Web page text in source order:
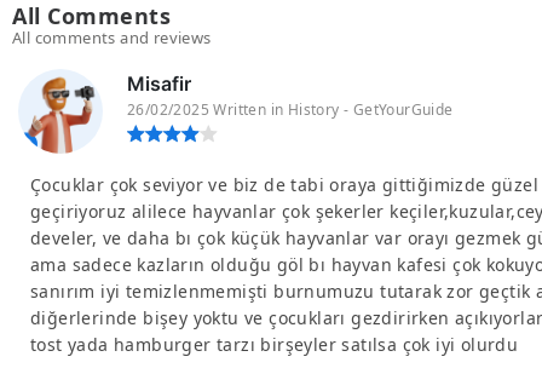
All Comments
All comments and reviews
Misafir
26/02/2025 Written in History - GetYourGuide
Çocuklar çok seviyor ve biz de tabi oraya gittiğimizde
geçiriyoruz alilece hayvanlar çok şekerler
develer, ve daha bı çok küçük hayvanlar var orayı gezmek
ama sadece kazların olduğu göl bı hayvan kafesi çok
sanırım iyi temizlenmemişti burnumuzu tutarak zor geçtik
diğerlerinde bişey yoktu ve çocukları gezdirirken
tost yada hamburger tarzı birşeyler satılsa çok iyi olurdu